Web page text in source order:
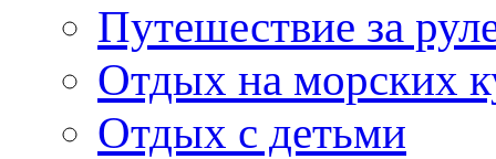
Путешествие за
Отдых на морских
Отдых с детьми